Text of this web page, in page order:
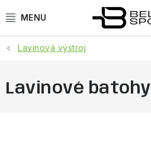
na
SPORTY
BĚH
Lavinová výstroj
Lavinové batohy